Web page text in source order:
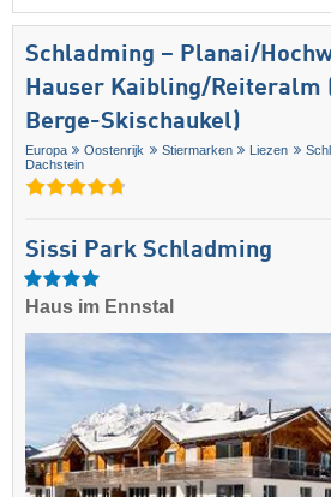
Schladming – Planai/​
Hauser Kaibling/​Reiteralm
Berge-Skischaukel)
Europa Oostenrijk Stiermarken Liezen
Dachstein
Sissi Park Schladming
Haus im Ennstal